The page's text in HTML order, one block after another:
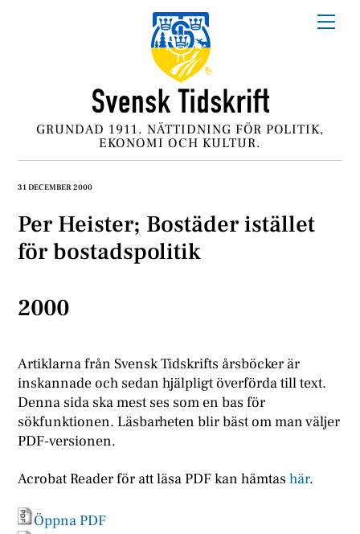
GRUNDAD 1911. NÄTTIDNING FÖR POLITIK,
EKONOMI OCH KULTUR.
31 DECEMBER 2000
Per Heister; Bostäder istället
för bostadspolitik
2000
Artiklarna från Svensk Tidskrifts årsböcker är
inskannade och sedan hjälpligt överförda till text.
Denna sida ska mest ses som en bas för
sökfunktionen. Läsbarheten blir bäst om man väljer
PDF-versionen.
Acrobat Reader för att läsa PDF kan hämtashär.
Öppna PDF